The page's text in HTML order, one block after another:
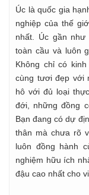
Úc là quốc gia
nghiệp của thế
nhất. Úc gần
toàn cầu và luôn
Không chỉ có
cùng tươi đẹp với
hô với đủ loại
đới, những đồng
Bạn đang có dự
thân mà chưa rõ
luôn đồng hành
nghiệm hữu ích
đậu cao nhất cho